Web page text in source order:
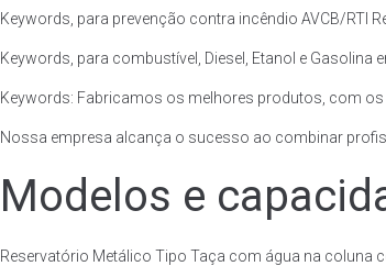
Keywords, para prevenção contra incêndio AVCB/RTI
Keywords, para combustível, Diesel, Etanol e Gasolina
Keywords: Fabricamos os melhores produtos, com os
Nossa empresa alcança o sucesso ao combinar
Modelos e
Reservatório Metálico Tipo Taça com água na coluna